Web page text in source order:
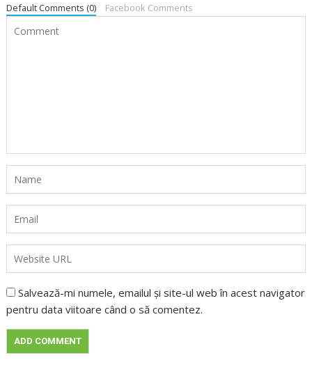
Default Comments (0) Facebook Comments
Salvează-mi numele, emailul și site-ul web în acest navigator
pentru data viitoare când o să comentez.